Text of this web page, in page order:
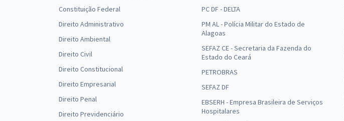
Constituição Federal
Direito Administrativo
Direito Ambiental
Direito Civil
Direito Constitucional
Direito Empresarial
Direito Penal
Direito Previdenciário
PC DF - DELTA
PM AL - Polícia Militar do Estado de
Alagoas
SEFAZ CE - Secretaria da Fazenda do
Estado do Ceará
PETROBRAS
SEFAZ DF
EBSERH - Empresa Brasileira de Serviços
Hospitalares